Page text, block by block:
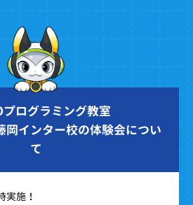
プログラミング教室
岡インター校の体験会につい
て
実施！